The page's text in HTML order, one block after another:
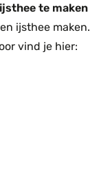
te maken
ijsthee maken.
vind je hier: